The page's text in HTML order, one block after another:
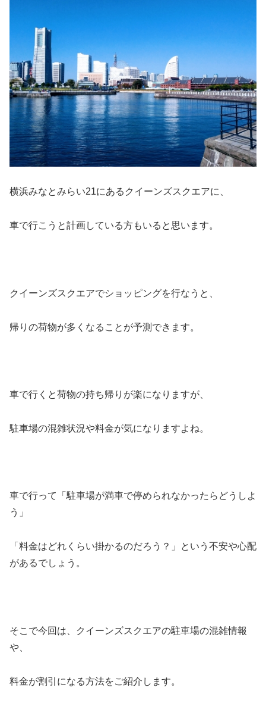
横浜みなとみらい21にあるクイーンズスクエアに、
車で行こうと計画している方もいると思います。
クイーンズスクエアでショッピングを行なうと、
帰りの荷物が多くなることが予測できます。
車で行くと荷物の持ち帰りが楽になりますが、
駐車場の混雑状況や料金が気になりますよね。
車で行って「駐車場が満車で停められなかったらどうしよ
う」
「料金はどれくらい掛かるのだろう？」という不安や心配
があるでしょう。
そこで今回は、クイーンズスクエアの駐車場の混雑情報
や、
料金が割引になる方法をご紹介します。